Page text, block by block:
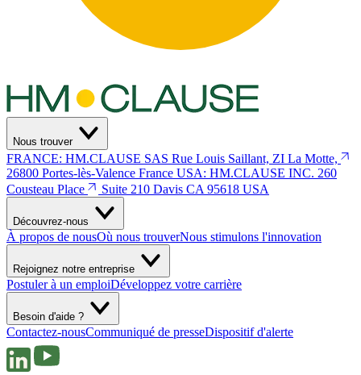
Nous trouver
FRANCE: HM.CLAUSE SAS Rue Louis Saillant, ZI La Motte,
26800 Portes-lès-Valence France USA: HM.CLAUSE INC. 260
Cousteau Place
Suite 210 Davis CA 95618 USA
Découvrez-nous
À propos de nousOù nous trouverNous stimulons l'innovation
Rejoignez notre entreprise
Postuler à un emploiDéveloppez votre carrière
Besoin d'aide ?
Contactez-nousCommuniqué de presseDispositif d'alerte